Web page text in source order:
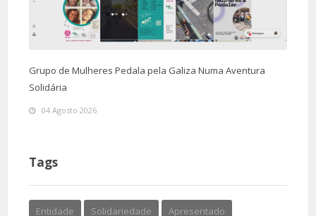
Grupo de Mulheres Pedala pela Galiza Numa Aventura
Solidária
04 Agosto 2026
Tags
Entidade Solidariedade Apresentado